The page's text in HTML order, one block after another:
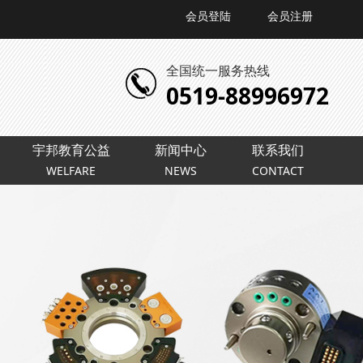
会员登陆 会员注册
全国统一服务热线
0519-88996972
宇邦教育公益
WELFARE
新闻中心
NEWS
联系我们
CONTACT